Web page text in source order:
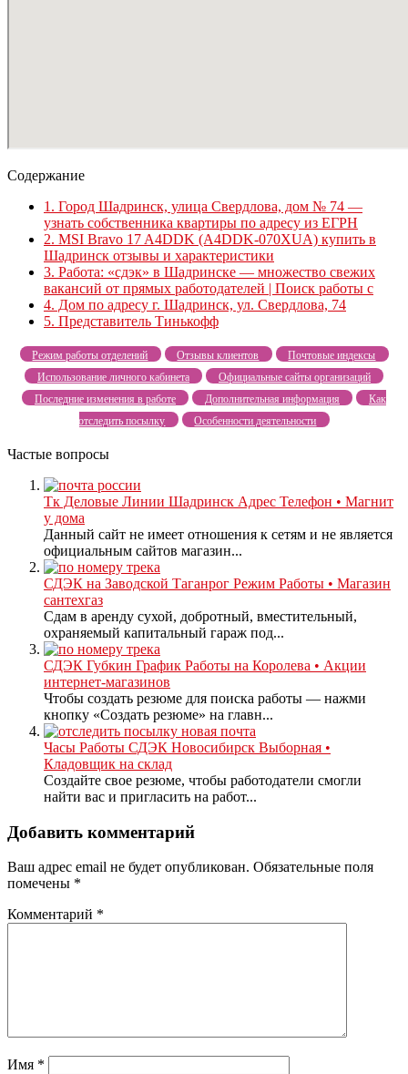
Содержание
1. Город Шадринск, улица Свердлова, дом № 74 —
узнать собственника квартиры по адресу из ЕГРН
2. MSI Bravo 17 A4DDK (A4DDK-070XUA) купить в
Шадринск отзывы и характеристики
3. Работа: «сдэк» в Шадринске — множество свежих
вакансий от прямых работодателей | Поиск работы с
4. Дом по адресу г. Шадринск, ул. Свердлова, 74
5. Представитель Тинькофф
Режим работы отделений Отзывы клиентов
Почтовые индексы
Использование личного кабинета
Официальные сайты организаций
Последние изменения в работе
Дополнительная информация
Как
отследить посылку
Особенности деятельности
Частые вопросы
Тк Деловые Линии Шадринск Адрес Телефон • Магнит
у дома
Данный сайт не имеет отношения к сетям и не является
официальным сайтов магазин...
СДЭК на Заводской Таганрог Режим Работы • Магазин
сантехгаз
Сдам в аренду сухой, добротный, вместительный,
охраняемый капитальный гараж под...
СДЭК Губкин График Работы на Королева • Акции
интернет-магазинов
Чтобы создать резюме для поиска работы — нажми
кнопку «Создать резюме» на главн...
Часы Работы СДЭК Новосибирск Выборная •
Кладовщик на склад
Создайте свое резюме, чтобы работодатели смогли
найти вас и пригласить на работ...
Добавить комментарий
Ваш адрес email не будет опубликован. Обязательные поля
помечены *
Комментарий *
Имя *